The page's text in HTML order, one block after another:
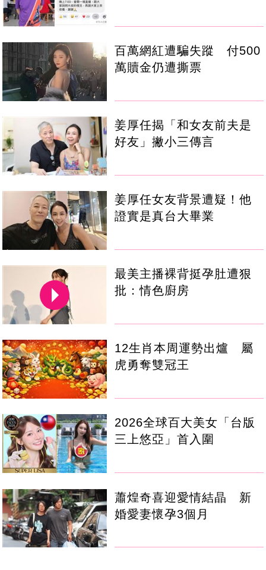
百萬網紅遭騙失蹤 付500
萬贖金仍遭撕票
姜厚任揭「和女友前夫是
好友」撇小三傳言
姜厚任女友背景遭疑！他
證實是真台大畢業
最美主播裸背挺孕肚遭狠
批：情色廚房
12生肖本周運勢出爐 屬
虎勇奪雙冠王
2026全球百大美女「台版
三上悠亞」首入圍
蕭煌奇喜迎愛情結晶 新
婚愛妻懷孕3個月